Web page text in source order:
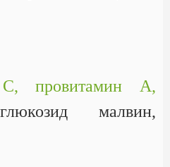
провитамин А,
малвин,